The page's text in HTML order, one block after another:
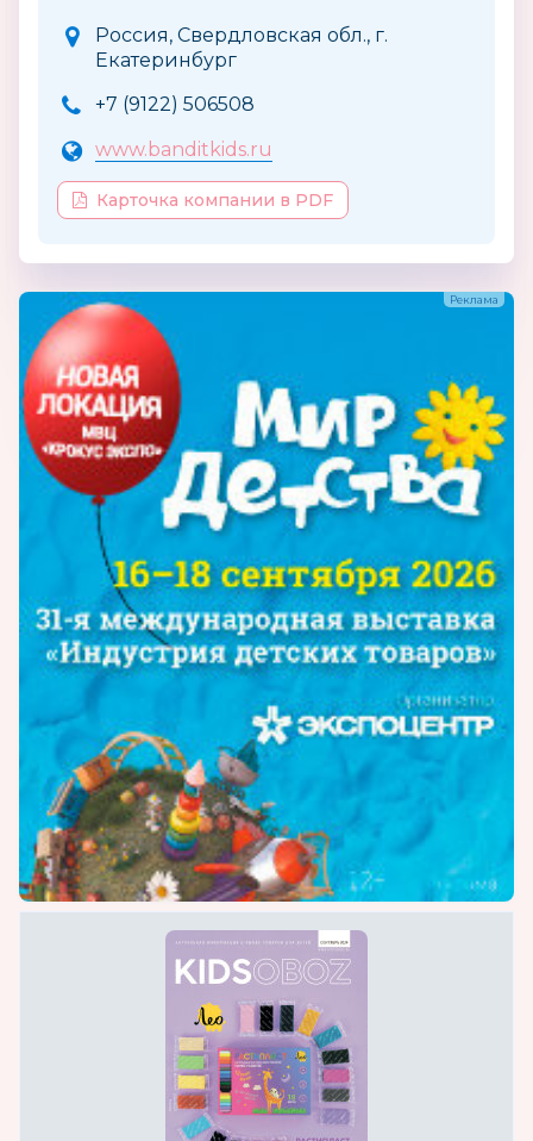
Россия, Свердловская обл., г.
Екатеринбург
+7 (9122) 506508
www.banditkids.ru
Карточка компании в PDF